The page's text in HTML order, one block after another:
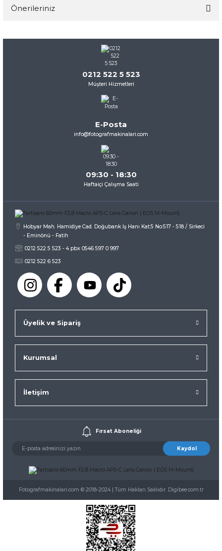
Önerileriniz
konularda yetersiz gördüğünüz noktaları öneri formunu
kullanarak tarafımıza iletebilirsiniz.
Görüş ve önerileriniz için teşekkür ederiz.
Ürün resmi kalitesiz, bozuk veya görüntülenemiyor.
Ürün açıklamasında eksik bilgiler bulunuyor.
Ürün fiyatı diğer sitelerden daha pahalı.
0212 522 5 523
Müşteri Hizmetleri
E-Posta
info@fotografmakinalari.com
09:30 - 18:30
Haftaiçi Çalışma Saati
Hobyar Mah. Hamidiye Cad. Doğubank İş Hanı Kat:5 No:517 - 518 / Sirkeci
- Eminönü - Fatih
0212 522 5 523 - 4 pbx 0546 597 0 997
0212 522 6 523
Üyelik ve Sipariş
Kurumsal
İletişim
Fırsat Aboneliği
Kaydol
Fotografmakinalari.com © 2018-2024 | Tüm Hakları Saklıdır. Digibee.com.tr